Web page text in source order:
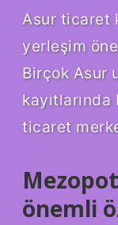
Asur ticaret
yerleşim
Birçok Asur
ticaret
önemli